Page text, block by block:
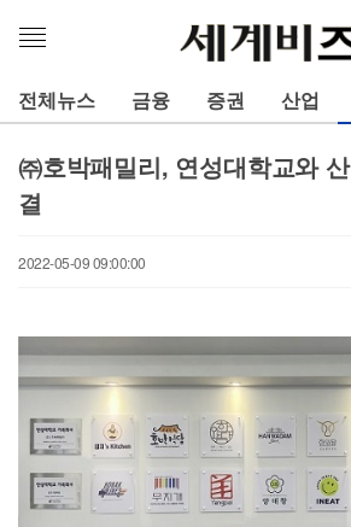
메
열
기
전체뉴스 금융 증권 산업
㈜호박패밀리, 연성대학교와
결
2022-05-09 09:00:00